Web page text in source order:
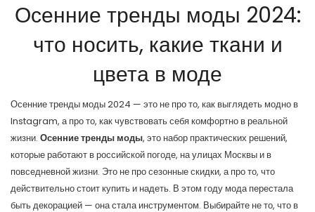
Осенние тренды моды 2024:
что носить, какие ткани и
цвета в моде
Осенние тренды моды 2024 — это не про то, как выглядеть модно в
Instagram, а про то, как чувствовать себя комфортно в реальной
жизни. Осенние тренды моды, это набор практических решений,
которые работают в российской погоде, на улицах Москвы и в
повседневной жизни. Это не про сезонные скидки, а про то, что
действительно стоит купить и надеть. В этом году мода перестала
быть декорацией — она стала инструментом. Выбирайте не то, что в